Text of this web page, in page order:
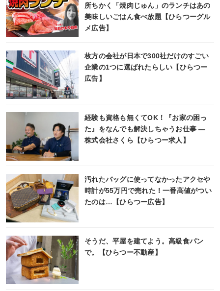
所ちかく「焼肉じゅん」のランチはあの
美味しいごはん食べ放題【ひらつーグル
メ広告】
枚方の会社が日本で300社だけのすごい
企業の1つに選ばれたらしい【ひらつー
広告】
経験も資格も無くてOK！『お家の困っ
た』をなんでも解決しちゃうお仕事 ―
株式会社さくら【ひらつー求人】
汚れたバッグに使ってなかったアクセや
時計が55万円で売れた！一番高値がつい
たのは…【ひらつー広告】
そうだ、平屋を建てよう。高級食パン
で。【ひらつー不動産】